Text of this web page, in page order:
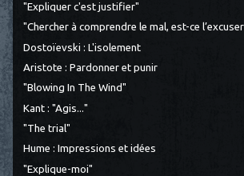
"Expliquer c'est justifier"
"Chercher à comprendre le mal, est-ce
Dostoïevski : L'isolement
Aristote : Pardonner et punir
"Blowing In The Wind"
Kant : "Agis..."
"The trial"
Hume : Impressions et idées
"Explique-moi"